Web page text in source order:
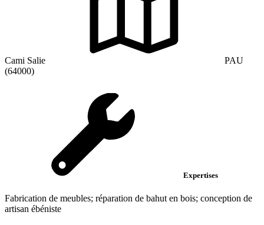
Cami Salie
PAU
(64000)
Expertises
Fabrication de meubles; réparation de bahut en bois; conception de
artisan ébéniste